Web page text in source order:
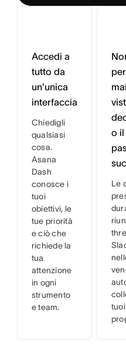
Accedi a
tutto da
un'unica
interfaccia
Chiedigli
qualsiasi
cosa.
Asana
Dash
conosce i
tuoi
obiettivi, le
tue priorità
e ciò che
richiede la
tua
attenzione
in ogni
strumento
e team.
o il
Le
tuoi